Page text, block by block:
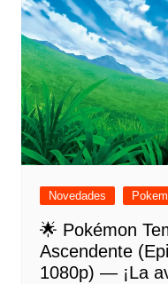
Novedades
🌟 Pokémon
Ascendente
1080p) — ¡La